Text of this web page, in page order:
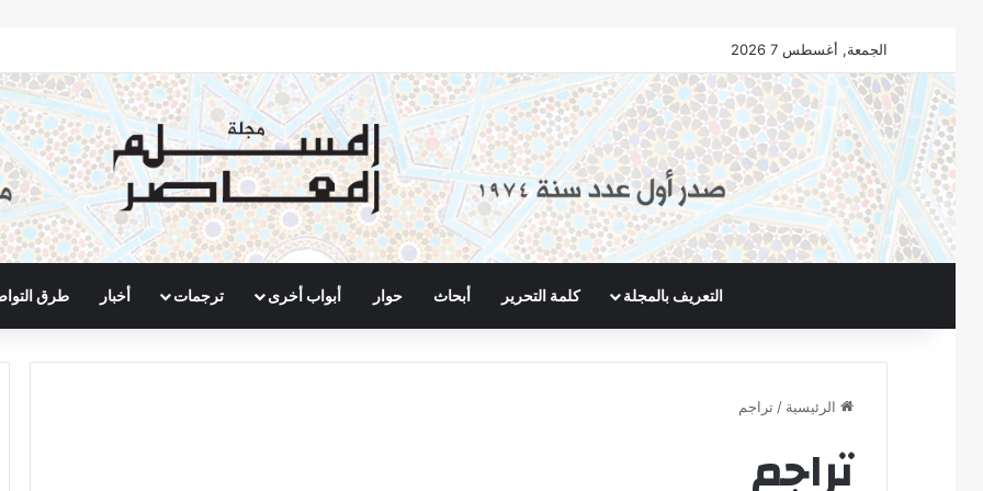
الجمعة, أغسطس 7 2026
التعريف بالمجلة كلمة التحرير أبحاث حوار أبواب أخرى ترجمات أخبار طرق
الرئيسية / تراجم
تراجم